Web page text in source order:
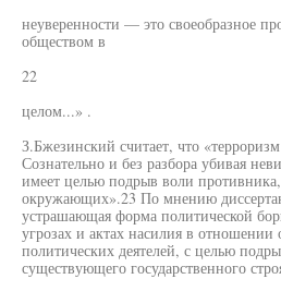
неуверенности — это своеобразное
обществом в
22
целом...» .
З.Бжезинский считает, что
Сознательно и без разбора убивая
имеет целью подрыв воли
окружающих».23 По мнению
устрашающая форма политической
угрозах и актах насилия в
политических деятелей, с целью
существующего государственного